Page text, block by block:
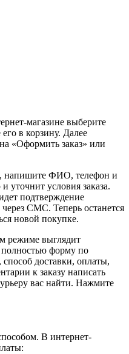
магазине выберите
в корзину. Далее
«Оформить заказ» или
напишите ФИО, телефон и
уточнит условия заказа.
подтверждение
СМС. Теперь останется
новой покупке.
режиме выглядит
форму по
доставки, оплаты,
к заказу написать
вас найти. Нажмите
В интернет-